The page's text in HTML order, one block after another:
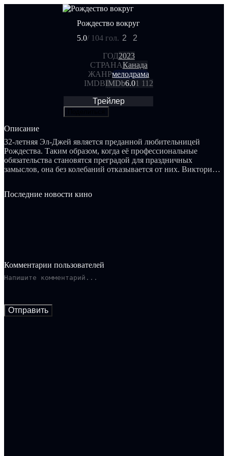
Рождество вокруг
5.0/ 104 гол. 2 2
ГОД2023
СТРАНАКанада
ЖАНРмелодрама
IMDBIMDb6.01 112
Трейлер
Описание
32-летняя Эл-Джей является преданной любительницей
Рождества. Таким образом, когда её профессиональные
обязательства становятся преградой для праздничных
замыслов, она без колебаний отказывается от них. Виктория,
котором Рождество отмечается на протяжении всего года.
Последние новости кино
Комментарии пользователей
Отправить